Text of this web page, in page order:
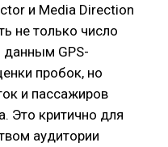
и Media Direction
не только число
данным GPS-
пробок, но
и пассажиров
Это критично для
аудитории